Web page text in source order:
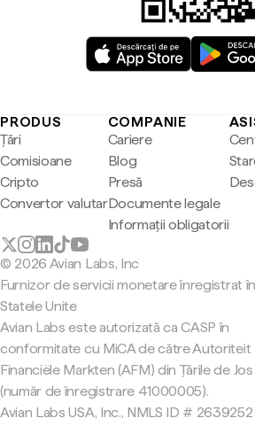
PRODUS
Țări
Comisioane
Cripto
Convertor valutar
COMPANIE
Cariere
Blog
Presă
Documente legale
Informații obligatorii
© 2026 Avian Labs, Inc
Furnizor de servicii monetare înregistrat în
Statele Unite
Avian Labs este autorizată ca CASP în
conformitate cu MiCA de către Autoriteit
Financiële Markten (AFM) din Țările de Jos
(număr de înregistrare 41000005).
Avian Labs USA, Inc., NMLS ID # 2639252